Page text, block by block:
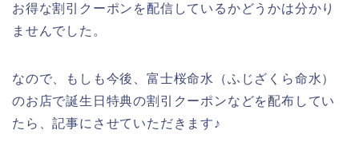
お得な割引クーポンを配信しているかどうかは分かり
ませんでした。
なので、もしも今後、富士桜命水（ふじざくら命水）
のお店で誕生日特典の割引クーポンなどを配布してい
たら、記事にさせていただきます♪